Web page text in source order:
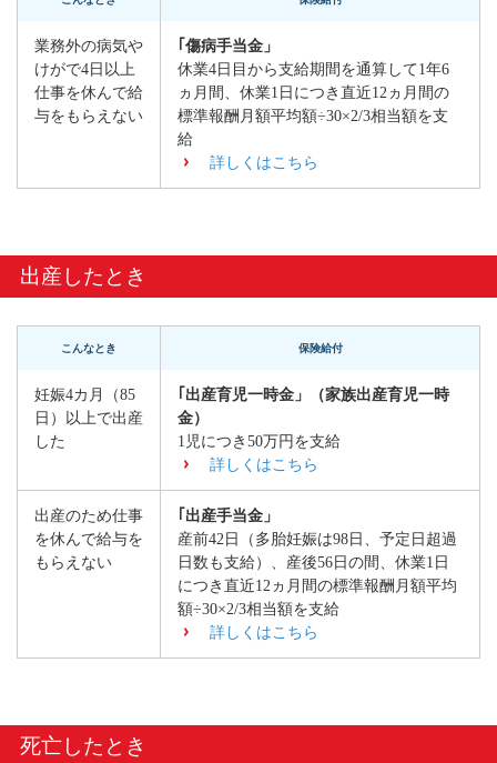
業務外の病気や
けがで4日以上
仕事を休んで給
与をもらえない
｢傷病手当金」
休業4日目から支給期間を通算して1年6
ヵ月間、休業1日につき直近12ヵ月間の
標準報酬月額平均額÷30×2/3相当額を支
給
詳しくはこちら
出産したとき
こんなとき 保険給付
妊娠4カ月（85
日）以上で出産
した
｢出産育児一時金」（家族出産育児一時
金）
1児につき50万円を支給
詳しくはこちら
出産のため仕事
を休んで給与を
もらえない
｢出産手当金」
産前42日（多胎妊娠は98日、予定日超過
日数も支給）、産後56日の間、休業1日
につき直近12ヵ月間の標準報酬月額平均
額÷30×2/3相当額を支給
詳しくはこちら
死亡したとき